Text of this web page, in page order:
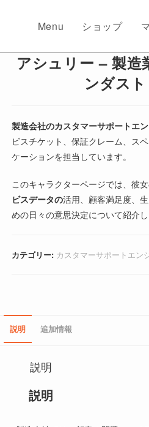
Menu ショップ
アシュリー – 製
ンダス
製造会社のカスタマーサポートエ
ビスチケット、保証クレーム、ス
ケーションを担当しています。
このキャラクターページでは、彼
ビスデータの活用、顧客満足度、
めの日々の意思決定について紹介し
カテゴリー: カスタマーサポートエン
説明 追加情報
説明
説明